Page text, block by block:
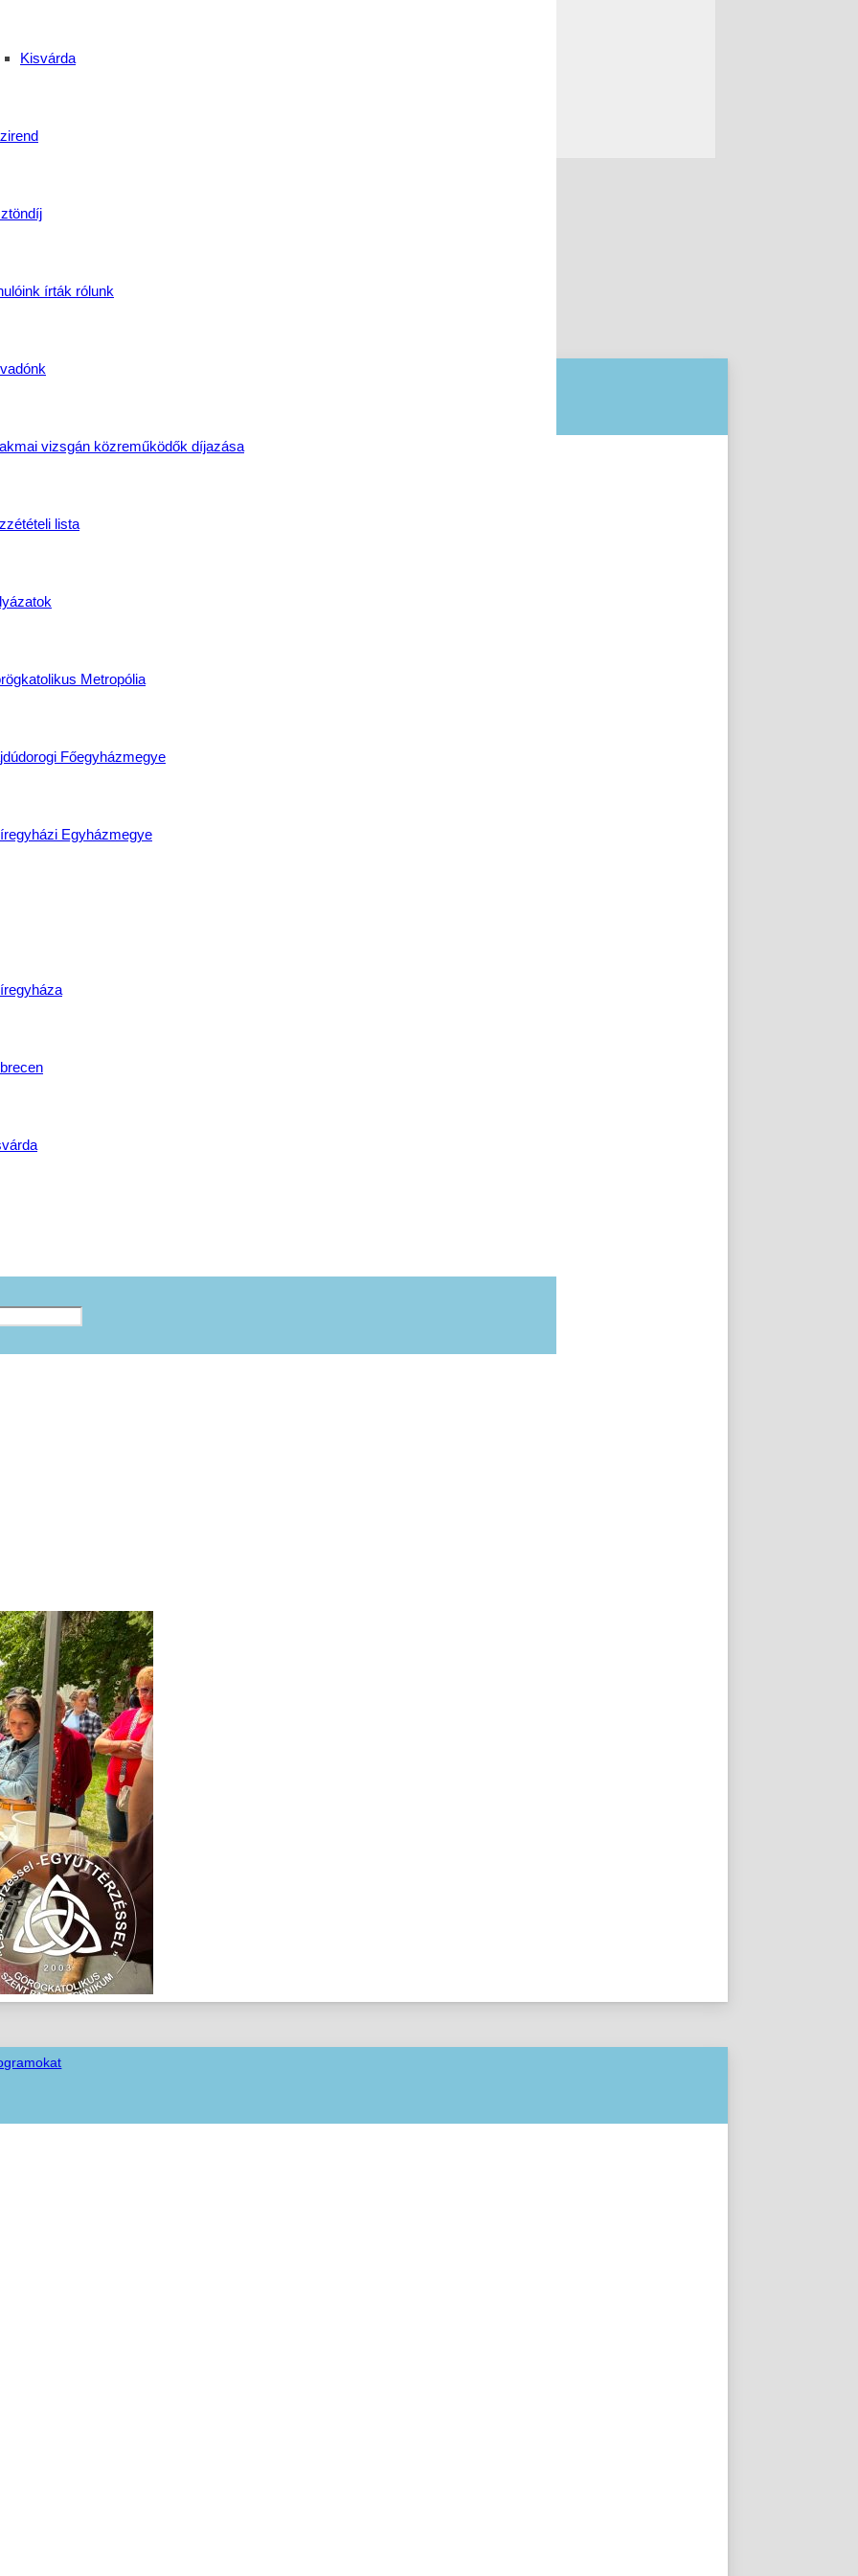
Kisvárda
írták rólunk
vizsgán közreműködők díjazása
lista
Metropólia
Főegyházmegye
Egyházmegye
Nap Debrecenben